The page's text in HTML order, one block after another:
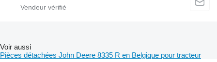
Voir aussi
Pièces détachées John Deere 8335 R en Belgique pour tracteur